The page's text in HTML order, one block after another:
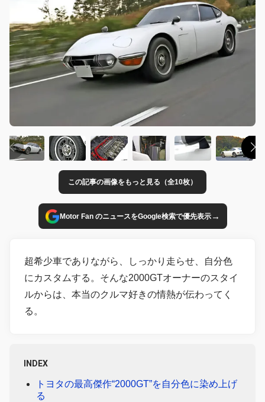
この記事の画像をもっと見る（全10枚）
Motor Fan のニュースをGoogle検索で優先表示→
超希少車でありながら、しっかり走らせ、自分色
にカスタムする。そんな2000GTオーナーのスタイ
ルからは、本当のクルマ好きの情熱が伝わってく
る。
INDEX
トヨタの最高傑作“2000GT”を自分色に染め上げ
る